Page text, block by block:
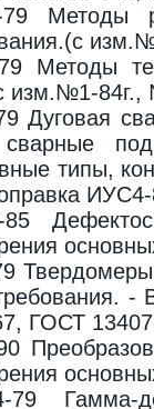
Методы
Методы
изм.№1-84г.,
Дуговая
сварные
типы,
ИУС4-
ГОСТ
79 Гамма-